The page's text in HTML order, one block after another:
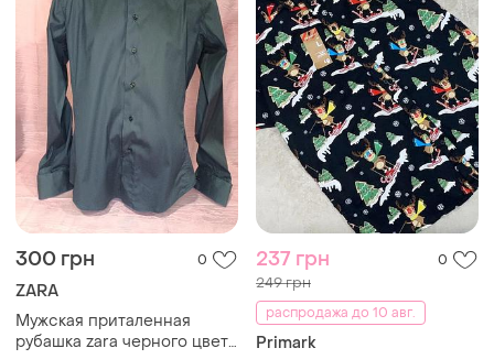
300 грн 0
ZARA
Мужская приталенная
рубашка zara черного цвета
237 грн 0
249 грн
распродажа до 10 авг.
Primark